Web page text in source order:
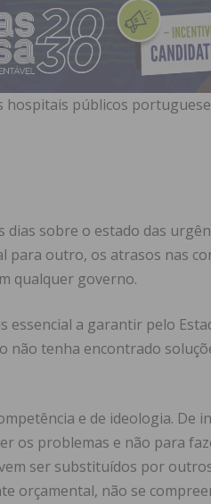
hospitais públicos
sobre o estado das
para outro, os atrasos nas
qualquer governo.
essencial a garantir pelo
não tenha encontrado
e de ideologia. De
os problemas e não para
ser substituídos por
orçamental, não se